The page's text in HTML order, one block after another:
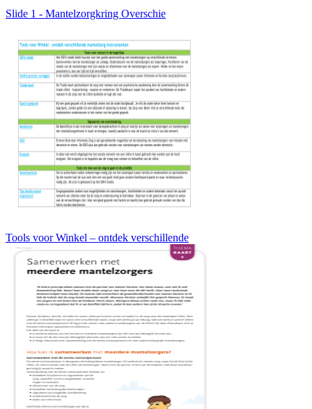
Slide 1 - Mantelzorgkring Overschie
Tools voor Winkel – ontdek verschillende